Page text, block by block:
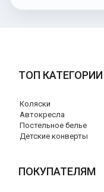
ТОП КАТЕГОРИИ
Коляски
Автокресла
Постельное белье
Детские конверты
ПОКУПАТЕЛЯМ